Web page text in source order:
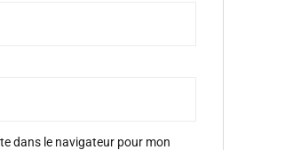
dans le navigateur pour mon